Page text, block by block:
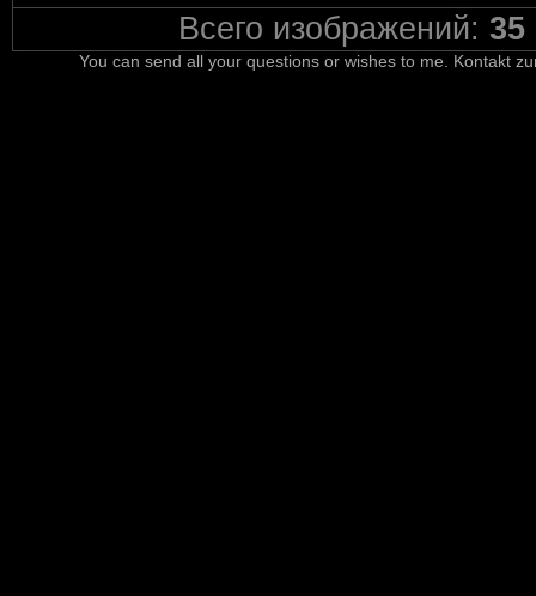
Всего изображений:35
You can send all your questions or wishes to me. Kontakt